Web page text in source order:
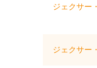
ジェクサー
ジェクサー